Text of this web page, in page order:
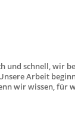
und schnell, wir
Arbeit
wir wissen, für